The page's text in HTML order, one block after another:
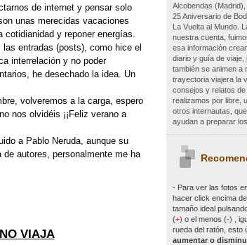
de internet y pensar solo
unas merecidas vacaciones
y reponer energías.
entradas (posts), como hice el
interrelación y no poder
he desechado la idea. Un
volveremos a la carga, espero
nos olvidéis ¡¡Feliz verano a
a Pablo Neruda, aunque su
autores, personalmente me ha
VIAJA
Alcobendas
25 Aniversario de
La Vuelta al Mundo.
nuestra cuenta,
esa información
diario y guía de
también se animen a
trayectoria viajera la
consejos y relatos
realizamos por libre,
otros internautas,
ayudan a preparar
- Para ver las fotos
hacer click encima
tamaño ideal
(+) o el menos (-) i
rueda del ratón, esto
aumentar o